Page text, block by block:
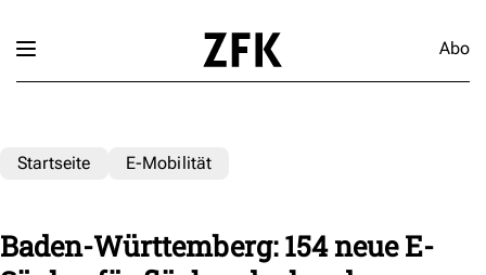
Abo
Startseite E-Mobilität
Baden-Württemberg: 154 neue E-